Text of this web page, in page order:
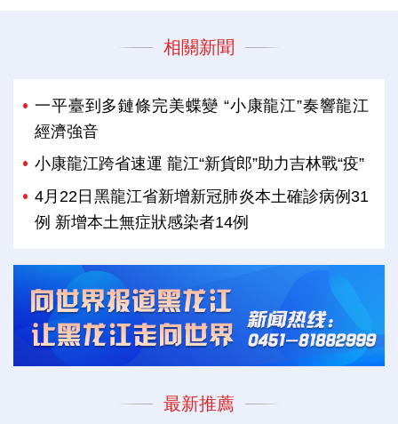
相關新聞
一平臺到多鏈條完美蝶變 “小康龍江”奏響龍江
經濟強音
小康龍江跨省速運 龍江“新貨郎”助力吉林戰“疫”
4月22日黑龍江省新增新冠肺炎本土確診病例31
例 新增本土無症狀感染者14例
最新推薦